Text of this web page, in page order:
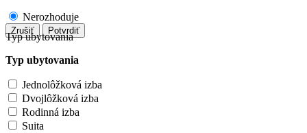
Nerozhoduje
Zrušiť Potvrdiť
Typ ubytovania
Typ ubytovania
Jednolôžková izba
Dvojlôžková izba
Rodinná izba
Suita